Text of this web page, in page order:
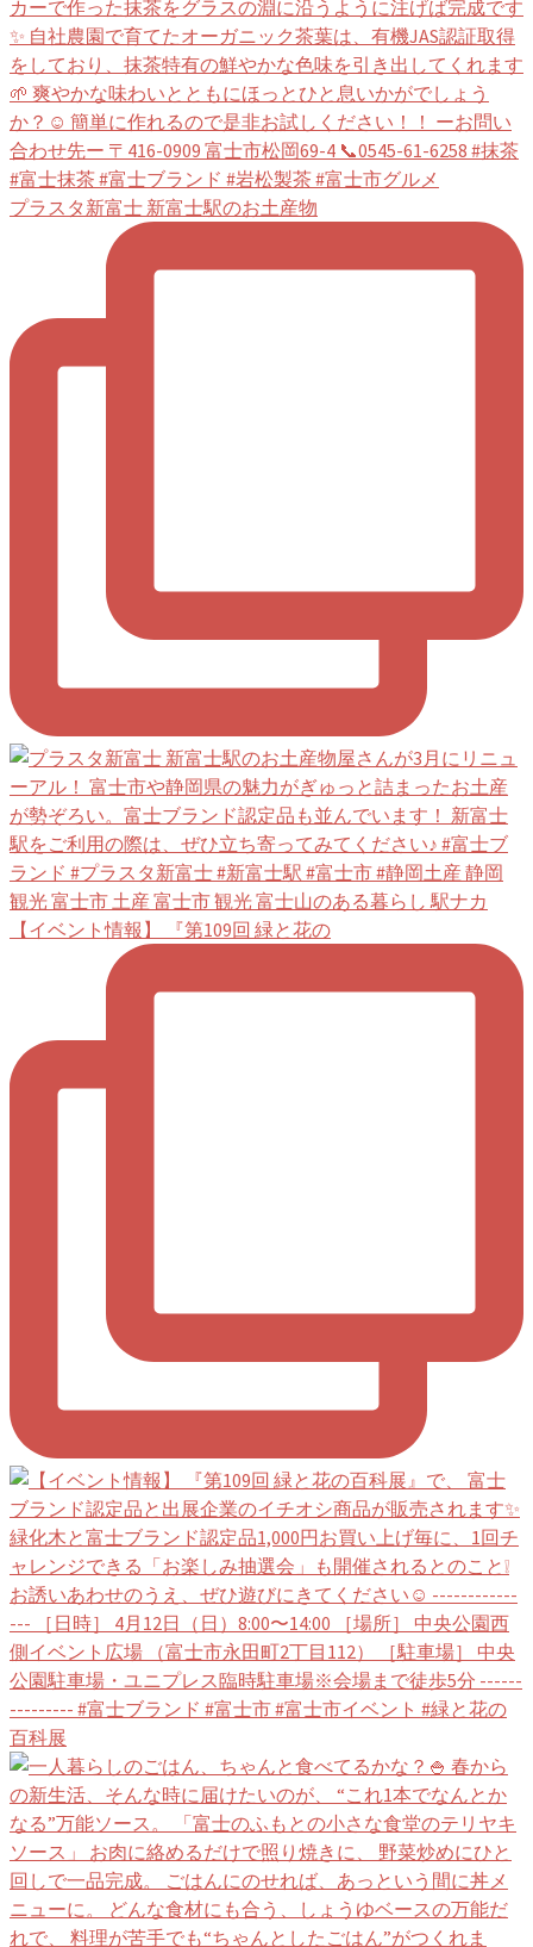
プラスタ新富士 新富士駅のお土産物
【イベント情報】 『第109回 緑と花の